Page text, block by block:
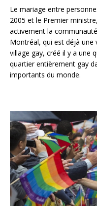
Le mariage entre
2005 et le Premier
activement la
Montréal, qui est déjà
village gay, créé il y a une
quartier entièrement gay
importants du monde.